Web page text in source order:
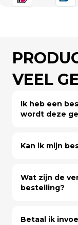
VEEL
Ik heb een
wordt deze
Kan ik mijn
Wat zijn de
bestelling?
Betaal ik